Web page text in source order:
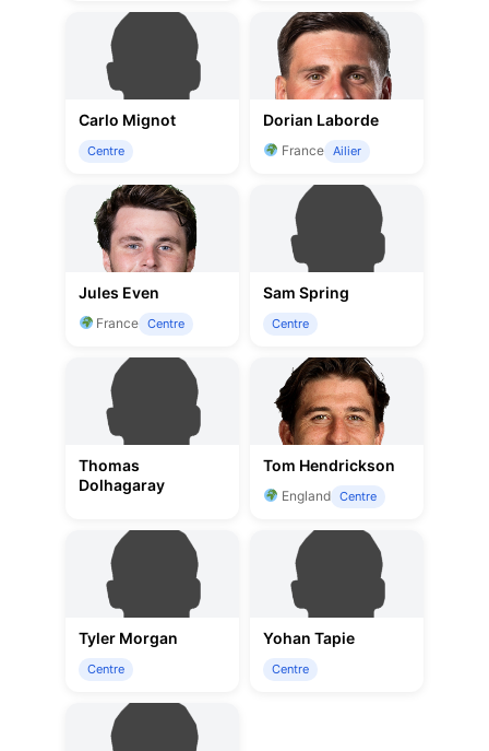
Carlo Mignot
Centre
Dorian Laborde
France Ailier
Jules Even
France Centre
Sam Spring
Centre
Thomas
Dolhagaray
Tom Hendrickson
England Centre
Tyler Morgan
Centre
Yohan Tapie
Centre